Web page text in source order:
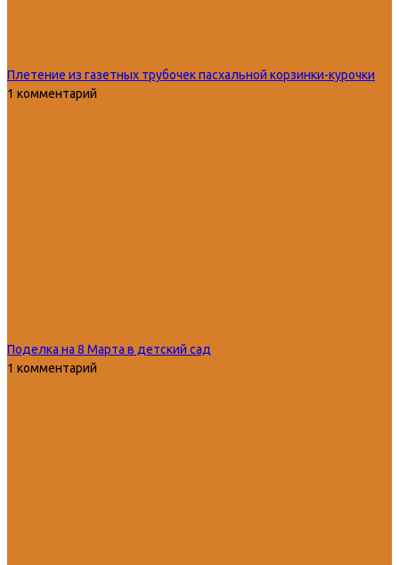
Плетение из газетных трубочек пасхальной корзинки-курочки
1 комментарий
Поделка на 8 Марта в детский сад
1 комментарий